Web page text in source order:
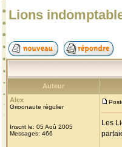
Lions
Auteur
Alex
Grioonaute régulier
Inscrit le: 05 Aoû 2005
Messages: 466
Les